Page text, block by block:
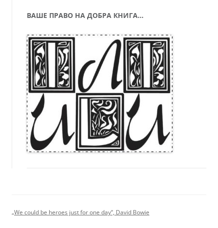
ВАШЕ ПРАВО НА ДОБРА КНИГА…
„We could be heroes just for one day“, David Bowie